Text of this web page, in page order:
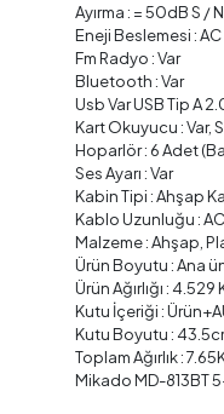
Ayırma : = 50dB S /
Eneji Beslemesi :
Fm Radyo : Var
Bluetooth : Var
Usb Var USB Tip A
Kart Okuyucu : Var,
Hoparlör : 6 Adet
Ses Ayarı : Var
Kabin Tipi : Ahşap
Kablo Uzunluğu :
Malzeme : Ahşap,
Ürün Boyutu : Ana
Ürün Ağırlığı : 4.529
Kutu İçeriği :
Kutu Boyutu :
Toplam Ağırlık :
Mikado MD-813BT